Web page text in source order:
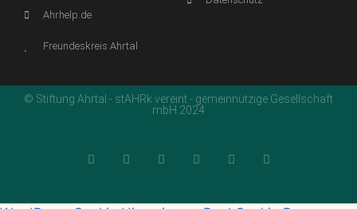
Ahrhelp.de
Freundeskreis Ahrtal
© Stiftung Ahrtal - stAHRk vereint - gemeinnützige Gesellschaft
mbH 2024